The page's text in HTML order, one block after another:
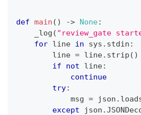
def main ( ) -> None:
    _log
( "review_gate
for line in sys . stdin :
        line
= line. strip ( )
if
not line:
continue
try:
            msg
= json .
except json .